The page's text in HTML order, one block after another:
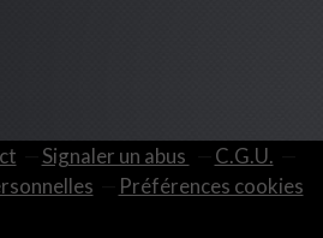
Signaler un abus
C.G.U.
Préférences cookies